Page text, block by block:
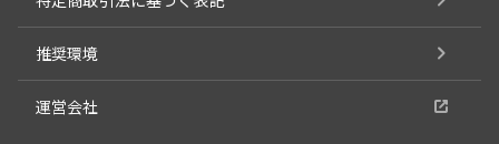
推奨環境
運営会社